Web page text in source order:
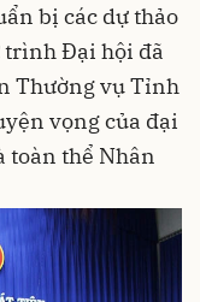
bị các dự thảo
trình Đại hội đã
Thường vụ Tỉnh
vọng của đại
toàn thể Nhân